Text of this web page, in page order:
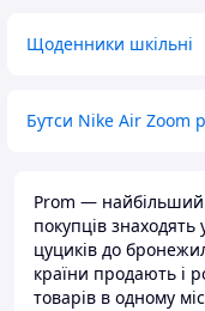
Щоденники шкільні
Бутси Nike Air Zoom
Prom — найбільший
покупців
цуциків до
країни продають і
товарів в одному